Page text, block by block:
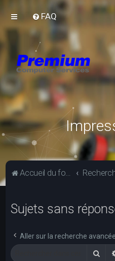
FAQ
Accueil du forum
Sujets sans
Aller sur la recherche avancée